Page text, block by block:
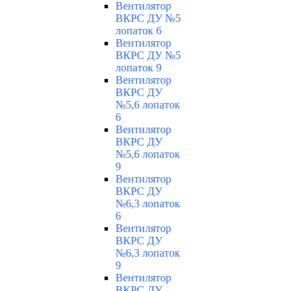
Вентилятор
ВКРС ДУ №5
лопаток 6
Вентилятор
ВКРС ДУ №5
лопаток 9
Вентилятор
ВКРС ДУ
№5,6 лопаток
6
Вентилятор
ВКРС ДУ
№5,6 лопаток
9
Вентилятор
ВКРС ДУ
№6,3 лопаток
6
Вентилятор
ВКРС ДУ
№6,3 лопаток
9
Вентилятор